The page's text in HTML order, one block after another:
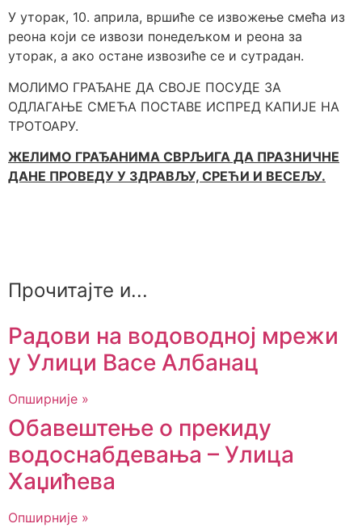
У уторак, 10. априла, вршиће се извожење смећа из
реона који се извози понедељком и реона за
уторак, а ако остане извозиће се и сутрадан.
МОЛИМО ГРАЂАНЕ ДА СВОЈЕ ПОСУДЕ ЗА
ОДЛАГАЊЕ СМЕЋА ПОСТАВЕ ИСПРЕД КАПИЈЕ НА
ТРОТОАРУ.
ЖЕЛИМО ГРАЂАНИМА СВРЉИГА ДА ПРАЗНИЧНЕ
ДАНЕ ПРОВЕДУ У ЗДРАВЉУ, СРЕЋИ И ВЕСЕЉУ.
Прочитајте и...
Радови на водоводној мрежи
у Улици Васе Албанац
Опширније »
Обавештење о прекиду
водоснабдевања – Улица
Хаџићева
Опширније »